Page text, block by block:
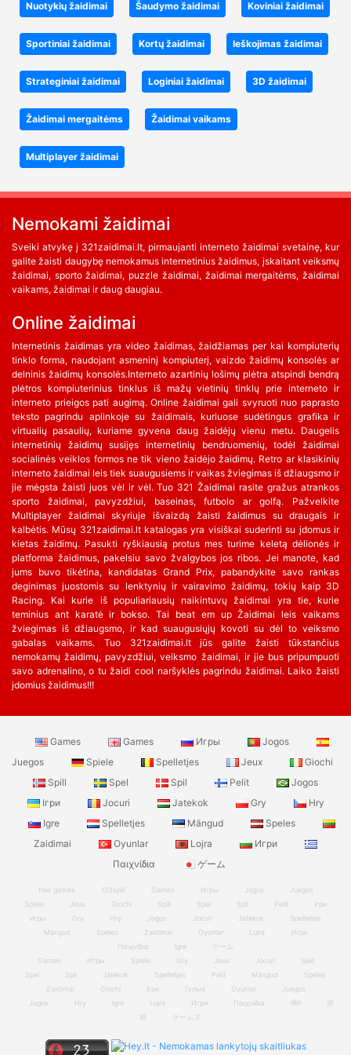
Nuotykių žaidimai Šaudymo žaidimai Koviniai žaidimai
Sportiniai žaidimai Kortų žaidimai Ieškojimas žaidimai
Strateginiai žaidimai Loginiai žaidimai 3D žaidimai
Žaidimai mergaitėms Žaidimai vaikams
Multiplayer žaidimai
Nemokami žaidimai
Sveiki atvykę į 321zaidimai.lt, pirmaujanti interneto žaidimai svetainę, kur
galite žaisti daugybę nemokamus internetinius žaidimus, įskaitant veiksmų
žaidimai, sporto žaidimai, puzzle žaidimai, žaidimai mergaitėms, žaidimai
vaikams, žaidimai ir daug daugiau.
Online žaidimai
Internetinis žaidimas yra video žaidimas, žaidžiamas per kai kompiuterių
tinklo forma, naudojant asmeninį kompiuterį, vaizdo žaidimų konsolės ar
delninis žaidimų konsolės.Interneto azartinių lošimų plėtra atspindi bendrą
plėtros kompiuterinius tinklus iš mažų vietinių tinklų prie interneto ir
interneto prieigos pati augimą. Online žaidimai gali svyruoti nuo paprasto
teksto pagrindu aplinkoje su žaidimais, kuriuose sudėtingus grafika ir
virtualių pasaulių, kuriame gyvena daug žaidėjų vienu metu. Daugelis
internetinių žaidimų susijęs internetinių bendruomenių, todėl žaidimai
socialinės veiklos formos ne tik vieno žaidėjo žaidimų. Retro ar klasikinių
interneto žaidimai leis tiek suaugusiems ir vaikas žviegimas iš džiaugsmo ir
jie mėgsta žaisti juos vėl ir vėl. Tuo 321 Žaidimai rasite gražus atrankos
sporto žaidimai, pavyzdžiui, baseinas, futbolo ar golfą. Pažvelkite
Multiplayer žaidimai skyriuje išvaizdą žaisti žaidimus su draugais ir
kalbėtis. Mūsų 321zaidimai.lt katalogas yra visiškai suderinti su įdomus ir
kietas žaidimų. Pasukti ryškiausią protus mes turime keletą dėlionės ir
platforma žaidimus, pakelsiu savo žvalgybos jos ribos. Jei manote, kad
jums buvo tikėtina, kandidatas Grand Prix, pabandykite savo rankas
deginimas juostomis su lenktynių ir vairavimo žaidimų, tokių kaip 3D
Racing. Kai kurie iš populiariausių naikintuvų žaidimai yra tie, kurie
teminius ant karatė ir bokso. Tai beat em up Žaidimai leis vaikams
žviegimas iš džiaugsmo, ir kad suaugusiųjų kovoti su dėl to veiksmo
gabalas vaikams. Tuo 321zaidimai.lt jūs galite žaisti tūkstančius
nemokamų žaidimų, pavyzdžiui, veiksmo žaidimai, ir jie bus pripumpuoti
savo adrenalino, o tu žaidi cool naršyklės pagrindu žaidimai. Laiko žaisti
įdomius žaidimus!!!
Games Games Игры
Jogos
Juegos
Spiele Spelletjes Jeux
Giochi
Spill
Spel Spil Pelit
Jogos
Ігри
Jocuri Jatekok Gry
Hry
Igre
Spelletjes Mängud
Speles
Zaidimai
Oyunlar Lojra
Игри
Παιχνίδια
ゲーム
free games 123spill Games Игры Jogos
Juegos
Spiele
Jeux Giochi Spill Spel Spil Pelit
Ігри
игры
Gry Hry Jogos Jocuri Jatekok
Spelletjes
Mängud
Speles Zaidimai Oyunlar Lojra
Игри
Παιχνίδια
Igre
ゲーム
Games
Игры Spiele Gry Jeux Jocuri
Spill
Spel
Spil Jatekok Spelletjes Pelit Mängud
Speles
Zaidimai
Giochi Ігри Гульні Oyunlar
Juegos
Jogos
Hry Igre Lojra Игри Παιχνίδια खेल
游
戏
ゲームズ